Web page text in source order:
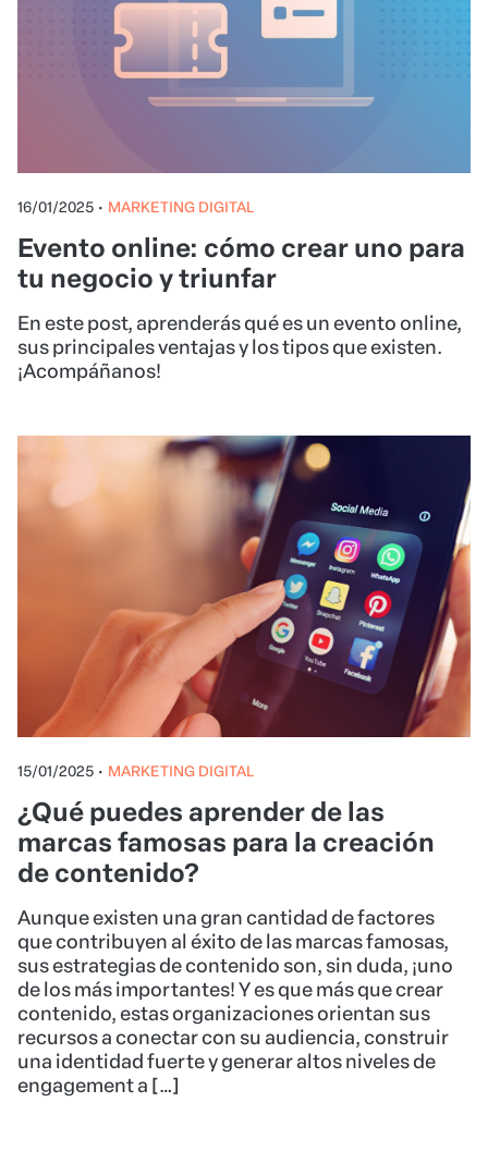
16/01/2025 • MARKETING DIGITAL
Evento online: cómo crear uno para
tu negocio y triunfar
En este post, aprenderás qué es un evento online,
sus principales ventajas y los tipos que existen.
¡Acompáñanos!
15/01/2025 • MARKETING DIGITAL
¿Qué puedes aprender de las
marcas famosas para la creación
de contenido?
Aunque existen una gran cantidad de factores
que contribuyen al éxito de las marcas famosas,
sus estrategias de contenido son, sin duda, ¡uno
de los más importantes! Y es que más que crear
contenido, estas organizaciones orientan sus
recursos a conectar con su audiencia, construir
una identidad fuerte y generar altos niveles de
engagement a […]